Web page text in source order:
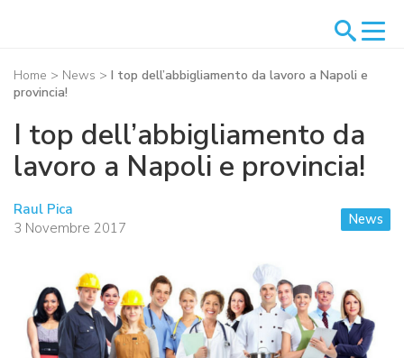
Home > News > I top dell’abbigliamento da lavoro a Napoli e
provincia!
I top dell’abbigliamento da
lavoro a Napoli e provincia!
Raul Pica
3 Novembre 2017
News